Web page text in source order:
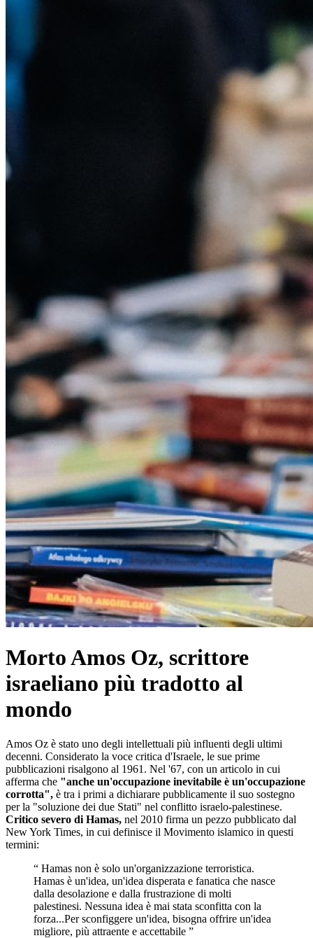
Morto Amos Oz, scrittore
israeliano più tradotto al
mondo
Amos Oz è stato uno degli intellettuali più influenti degli ultimi
decenni. Considerato la voce critica d'Israele, le sue prime
pubblicazioni risalgono al 1961. Nel '67, con un articolo in cui
afferma che "anche un'occupazione inevitabile è un'occupazione
corrotta", è tra i primi a dichiarare pubblicamente il suo sostegno
per la "soluzione dei due Stati" nel conflitto israelo-palestinese.
Critico severo di Hamas, nel 2010 firma un pezzo pubblicato dal
New York Times, in cui definisce il Movimento islamico in questi
termini:
“ Hamas non è solo un'organizzazione terroristica.
Hamas è un'idea, un'idea disperata e fanatica che nasce
dalla desolazione e dalla frustrazione di molti
palestinesi. Nessuna idea è mai stata sconfitta con la
forza...Per sconfiggere un'idea, bisogna offrire un'idea
migliore, più attraente e accettabile ”